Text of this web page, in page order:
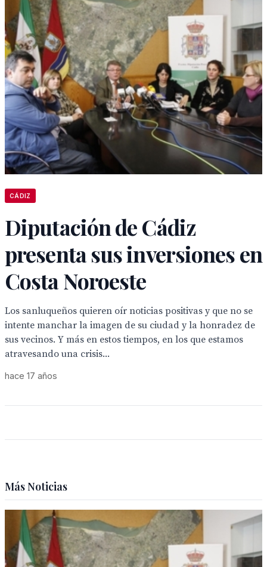
CÁDIZ
Diputación de Cádiz
presenta sus inversiones en
Costa Noroeste
Los sanluqueños quieren oír noticias positivas y que no se
intente manchar la imagen de su ciudad y la honradez de
sus vecinos. Y más en estos tiempos, en los que estamos
atravesando una crisis...
hace 17 años
Más Noticias